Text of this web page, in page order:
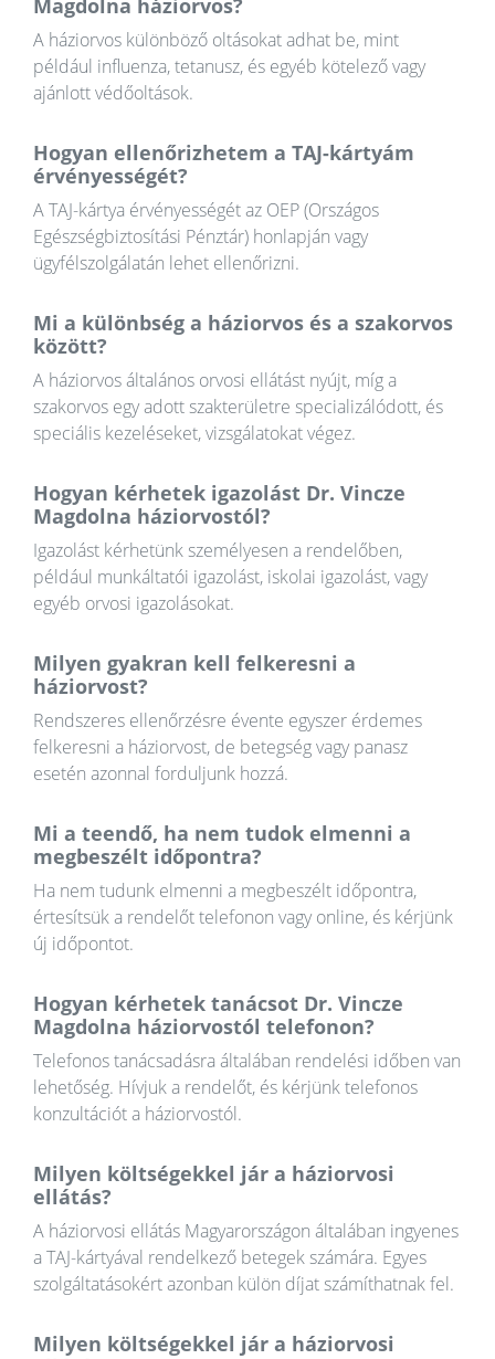
Magdolna háziorvos?
A háziorvos különböző oltásokat adhat be, mint
például influenza, tetanusz, és egyéb kötelező vagy
ajánlott védőoltások.
Hogyan ellenőrizhetem a TAJ-kártyám
érvényességét?
A TAJ-kártya érvényességét az OEP (Országos
Egészségbiztosítási Pénztár) honlapján vagy
ügyfélszolgálatán lehet ellenőrizni.
Mi a különbség a háziorvos és a szakorvos
között?
A háziorvos általános orvosi ellátást nyújt, míg a
szakorvos egy adott szakterületre specializálódott, és
speciális kezeléseket, vizsgálatokat végez.
Hogyan kérhetek igazolást Dr. Vincze
Magdolna háziorvostól?
Igazolást kérhetünk személyesen a rendelőben,
például munkáltatói igazolást, iskolai igazolást, vagy
egyéb orvosi igazolásokat.
Milyen gyakran kell felkeresni a
háziorvost?
Rendszeres ellenőrzésre évente egyszer érdemes
felkeresni a háziorvost, de betegség vagy panasz
esetén azonnal forduljunk hozzá.
Mi a teendő, ha nem tudok elmenni a
megbeszélt időpontra?
Ha nem tudunk elmenni a megbeszélt időpontra,
értesítsük a rendelőt telefonon vagy online, és kérjünk
új időpontot.
Hogyan kérhetek tanácsot Dr. Vincze
Magdolna háziorvostól telefonon?
Telefonos tanácsadásra általában rendelési időben van
lehetőség. Hívjuk a rendelőt, és kérjünk telefonos
konzultációt a háziorvostól.
Milyen költségekkel jár a háziorvosi
ellátás?
A háziorvosi ellátás Magyarországon általában ingyenes
a TAJ-kártyával rendelkező betegek számára. Egyes
szolgáltatásokért azonban külön díjat számíthatnak fel.
Milyen költségekkel jár a háziorvosi